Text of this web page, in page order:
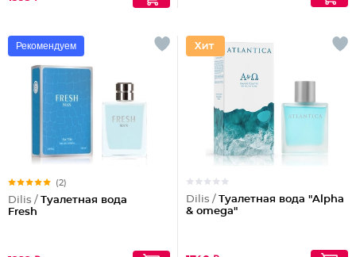
Рекомендуем
(2)
Dilis / Туалетная вода
Fresh
Dilis / Туалетная вода "Alpha
& omega"